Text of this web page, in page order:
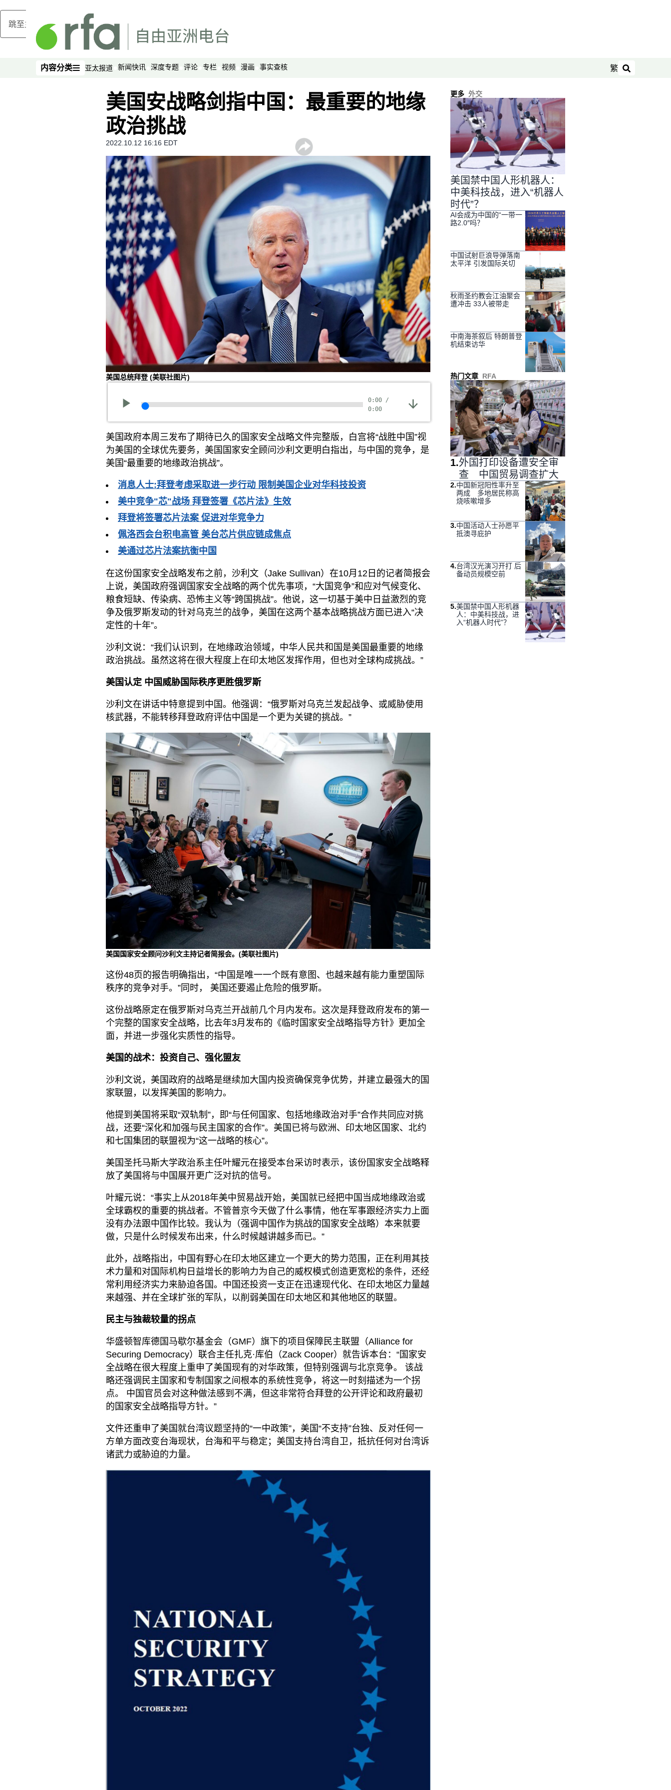
跳至主内容
内容分类
内容分类 亚太报道 新闻快讯 深度专题 评论 专栏 视频 漫画 事实查核 繁
搜索
美国安战略剑指中国：最重要的地缘
政治挑战
2022.10.12 16:16 EDT
美国总统拜登(美联社图片)
0:00 /
0:00
美国政府本周三发布了期待已久的国家安全战略文件完整版，白宫将“战胜中国”视
为美国的全球优先要务，美国国家安全顾问沙利文更明白指出，与中国的竞争，是
美国“最重要的地缘政治挑战”。
消息人士:拜登考虑采取进一步行动 限制美国企业对华科技投资
美中竞争"芯"战场 拜登签署《芯片法》生效
拜登将签署芯片法案 促进对华竞争力
佩洛西会台积电高管 美台芯片供应链成焦点
美通过芯片法案抗衡中国
在这份国家安全战略发布之前，沙利文（Jake Sullivan）在10月12日的记者简报会
上说，美国政府强调国家安全战略的两个优先事项，“大国竞争”和应对气候变化、
粮食短缺、传染病、恐怖主义等“跨国挑战”。他说，这一切基于美中日益激烈的竞
争及俄罗斯发动的针对乌克兰的战争，美国在这两个基本战略挑战方面已进入“决
定性的十年”。
沙利文说：“我们认识到，在地缘政治领域，中华人民共和国是美国最重要的地缘
政治挑战。虽然这将在很大程度上在印太地区发挥作用，但也对全球构成挑战。”
美国认定 中国威胁国际秩序更胜俄罗斯
沙利文在讲话中特意提到中国。他强调：“俄罗斯对乌克兰发起战争、或威胁使用
核武器，不能转移拜登政府评估中国是一个更为关键的挑战。”
美国国家安全顾问沙利文主持记者简报会。(美联社图片)
这份48页的报告明确指出，“中国是唯一一个既有意图、也越来越有能力重塑国际
秩序的竞争对手。”同时， 美国还要遏止危险的俄罗斯。
这份战略原定在俄罗斯对乌克兰开战前几个月内发布。这次是拜登政府发布的第一
个完整的国家安全战略，比去年3月发布的《临时国家安全战略指导方针》更加全
面，并进一步强化实质性的指导。
美国的战术：投资自己、强化盟友
沙利文说，美国政府的战略是继续加大国内投资确保竞争优势，并建立最强大的国
家联盟，以发挥美国的影响力。
他提到美国将采取“双轨制”，即“与任何国家、包括地缘政治对手”合作共同应对挑
战，还要“深化和加强与民主国家的合作”。美国已将与欧洲、印太地区国家、北约
和七国集团的联盟视为“这一战略的核心”。
美国圣托马斯大学政治系主任叶耀元在接受本台采访时表示，该份国家安全战略释
放了美国将与中国展开更广泛对抗的信号。
叶耀元说：“事实上从2018年美中贸易战开始，美国就已经把中国当成地缘政治或
全球霸权的重要的挑战者。不管普京今天做了什么事情，他在军事跟经济实力上面
没有办法跟中国作比较。我认为（强调中国作为挑战的国家安全战略）本来就要
做，只是什么时候发布出来，什么时候越讲越多而已。”
此外，战略指出，中国有野心在印太地区建立一个更大的势力范围，正在利用其技
术力量和对国际机构日益增长的影响力为自己的威权模式创造更宽松的条件，还经
常利用经济实力来胁迫各国。中国还投资一支正在迅速现代化、在印太地区力量越
来越强、并在全球扩张的军队，以削弱美国在印太地区和其他地区的联盟。
民主与独裁较量的拐点
华盛顿智库德国马歇尔基金会（GMF）旗下的项目保障民主联盟（Alliance for
Securing Democracy）联合主任扎克·库伯（Zack Cooper）就告诉本台：“国家安
全战略在很大程度上重申了美国现有的对华政策，但特别强调与北京竞争。 该战
略还强调民主国家和专制国家之间根本的系统性竞争，将这一时刻描述为一个拐
点。 中国官员会对这种做法感到不满，但这非常符合拜登的公开评论和政府最初
的国家安全战略指导方针。”
文件还重申了美国就台湾议题坚持的“一中政策”，美国“不支持”台独、反对任何一
方单方面改变台海现状，台海和平与稳定；美国支持台湾自卫，抵抗任何对台湾诉
诸武力或胁迫的力量。
更多 外交
美国禁中国人形机器人：
中美科技战，进入“机器人
时代”？
AI会成为中国的“一带一
路2.0″吗？
中国试射巨浪导弹落南
太平洋 引发国际关切
秋雨圣约教会江油聚会
遭冲击 33人被带走
中南海茶叙后 特朗普登
机结束访华
热门文章 RFA
1.外国打印设备遭安全审
查 中国贸易调查扩大
2.中国新冠阳性率升至
两成 多地居民称高
烧咳嗽增多
3.中国活动人士孙愿平
抵澳寻庇护
4.台湾汉光演习开打 后
备动员规模空前
5.美国禁中国人形机器
人：中美科技战，进
入“机器人时代”？